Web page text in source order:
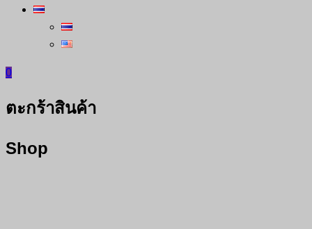
0
ตะกร้าสินค้า
Shop